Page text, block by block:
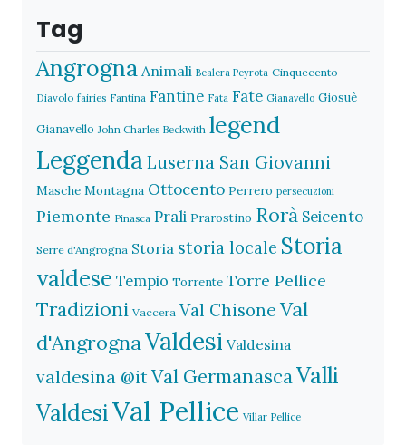
Tag
Angrogna Animali Bealera Peyrota Cinquecento
Diavolo fairies Fantina Fantine Fata Fate Gianavello Giosuè
Gianavello John Charles Beckwith legend
Leggenda Luserna San Giovanni
Masche Montagna Ottocento Perrero persecuzioni
Piemonte Pinasca Prali Prarostino Rorà Seicento
Serre d'Angrogna Storia storia locale Storia
valdese Tempio Torrente Torre Pellice
Tradizioni Vaccera Val Chisone Val
d'AngrognaValdesi Valdesina
valdesina @itVal GermanascaValli
ValdesiVal Pellice Villar Pellice